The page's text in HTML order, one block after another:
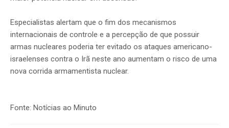
Especialistas alertam que o fim dos mecanismos
internacionais de controle e a percepção de que possuir
armas nucleares poderia ter evitado os ataques americano-
israelenses contra o Irã neste ano aumentam o risco de uma
nova corrida armamentista nuclear.
Fonte: Notícias ao Minuto